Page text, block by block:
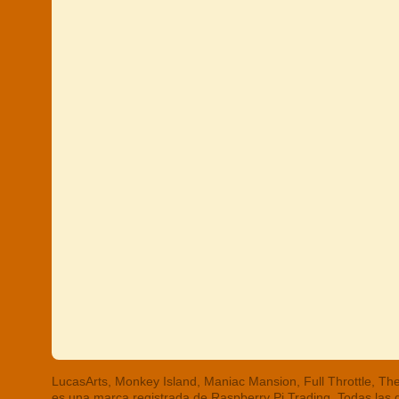
LucasArts, Monkey Island, Maniac Mansion, Full Throttle,